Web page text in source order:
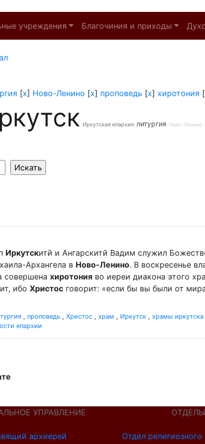
учреждения Благочиния и приходы
[x] Ново-Ленино [x] проповедь [x] хиротония [
Иркутская епархия литургия Ново-Ленино
Иркутскитй и Ангарскитй Вадим служил
Архангела в Ново-Ленино. В воскресенье
совершена хиротония во иереи диакона этого
ибо Христос говорит: «если бы вы были от
, проповедь , Христос , храм , Иркутск , храмы иркутска
епархии
УПРАВЛЕНИЕ
архиерей
ОТДЕЛЫ
Отдел религиозного